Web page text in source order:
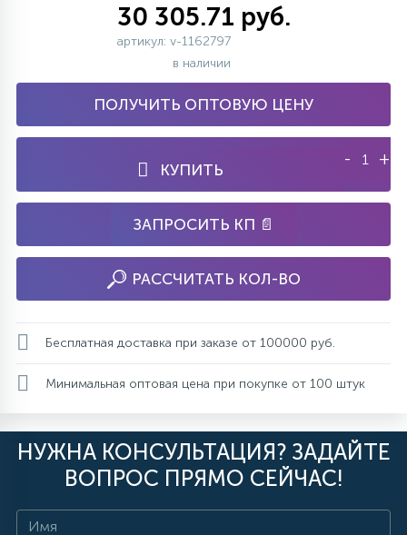
30 305.71 руб.
артикул: v-1162797
в наличии
ПОЛУЧИТЬ ОПТОВУЮ ЦЕНУ
КУПИТЬ
- +
ЗАПРОСИТЬ КП 📄
РАССЧИТАТЬ КОЛ-ВО
Бесплатная доставка при заказе от 100000 руб.
Минимальная оптовая цена при покупке от 100 штук
НУЖНА КОНСУЛЬТАЦИЯ? ЗАДАЙТЕ
ВОПРОС ПРЯМО СЕЙЧАС!